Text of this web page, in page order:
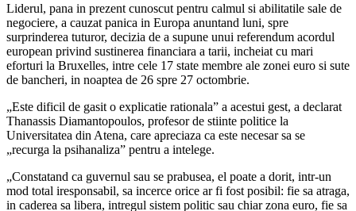
Liderul, pana in prezent cunoscut pentru calmul si abilitatile sale de
negociere, a cauzat panica in Europa anuntand luni, spre
surprinderea tuturor, decizia de a supune unui referendum acordul
european privind sustinerea financiara a tarii, incheiat cu mari
eforturi la Bruxelles, intre cele 17 state membre ale zonei euro si sute
de bancheri, in noaptea de 26 spre 27 octombrie.
„Este dificil de gasit o explicatie rationala” a acestui gest, a declarat
Thanassis Diamantopoulos, profesor de stiinte politice la
Universitatea din Atena, care apreciaza ca este necesar sa se
„recurga la psihanaliza” pentru a intelege.
„Constatand ca guvernul sau se prabusea, el poate a dorit, intr-un
mod total iresponsabil, sa incerce orice ar fi fost posibil: fie sa atraga,
in caderea sa libera, intregul sistem politic sau chiar zona euro, fie sa